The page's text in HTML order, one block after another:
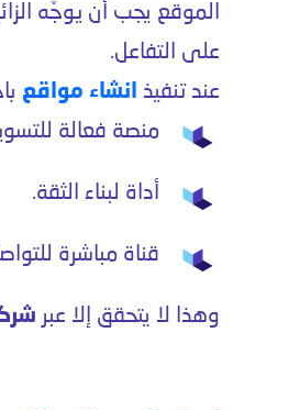
الموقع يجب أن يوجّه
على التفاعل.
عند تنفيذ انشاء مواقع
منصة فعالة
أداة لبناء الثقة.
قناة مباشرة
وهذا لا يتحقق إلا عبر